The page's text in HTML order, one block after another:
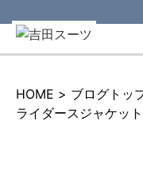
HOME > ブログトッ